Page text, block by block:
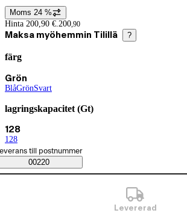
Prisinformation
Moms 24 %
Hinta 200,90 €. 200,90
Maksa myöhemmin Tilillä ?
färg
Nuvarande val Grön
Grön
Blå(färg)
Grön(färg)
Svart
lagringskapacitet (Gt)
Nuvarande val 128
128
128
Saatavuustiedot
beställningssätt
till postnummer
00220
Levererad